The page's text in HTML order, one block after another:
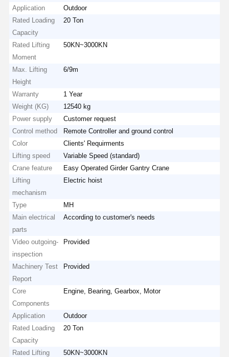
Application
Outdoor
Rated Loading
Capacity
20 Ton
Rated Lifting
Moment
50KN~3000KN
Max. Lifting
Height
6/9m
Warranty
1 Year
Weight (KG)
12540 kg
Power supply
Customer request
Control method
Remote Controller and ground control
Color
Clients' Requirments
Lifting speed
Variable Speed (standard)
Crane feature
Easy Operated Girder Gantry Crane
Lifting
mechanism
Electric hoist
Type
MH
Main electrical
parts
According to customer's needs
Video outgoing-
inspection
Provided
Machinery Test
Report
Provided
Core
Components
Engine, Bearing, Gearbox, Motor
Application
Outdoor
Rated Loading
Capacity
20 Ton
Rated Lifting
50KN~3000KN